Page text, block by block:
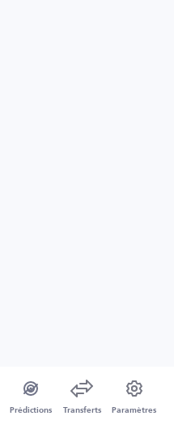
Prédictions Transferts Paramètres